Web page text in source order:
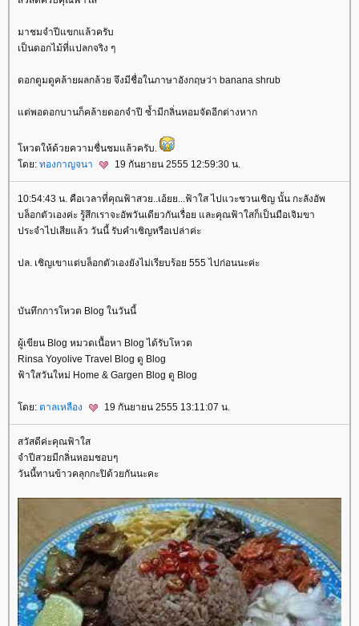
มาชมจำปีแขกแล้วครับ
เป็นดอกไม้ที่แปลกจริง ๆ
ดอกตูมดูคล้ายผลกล้วย จึงมีชื่อในภาษาอังกฤษว่า banana shrub
ต่พอดอกบานก็คล้ายดอกจำปี ซ้ำมีกลิ่นหอมจัดอีกต่างหาก
หวตให้ด้วยความชื่นชมแล้วครับ.
ดย: ทองกาญจนา 19 กันยายน 2555 12:59:30 น.
10:54:43 น. คือเวลาที่คุณฟ้าสวย..เอ้ยย...ฟ้าใส ไปแวะชวนเชิญ นั้น กะลังอัพ
บล็อกตัวเองค่ะ รู้สึกเราจะอัพวันเดียวกันเรื่อย และคุณฟ้าใสก็เป็นมือเจิมขา
ประจำไปเสียแล้ว วันนี้ รับคำเชิญหรือเปล่าค่ะ
ปล. เชิญเขาแต่บล็อกตัวเองยังไม่เรียบร้อย 555 ไปก่อนนะค่ะ
บันทึกการโหวต Blog ในวันนี้
ผู้เขียน Blog หมวดเนื้อหา Blog ได้รับโหวต
Rinsa Yoyolive Travel Blog ดู Blog
ฟ้าใสวันใหม่ Home & Gargen Blog ดู Blog
ดย: ตาลเหลือง 19 กันยายน 2555 13:11:07 น.
สวัสดีค่ะคุณฟ้าใส
จำปีสวยมีกลิ่นหอมชอบๆ
วันนี้ทานข้าวคลุกกะปิด้วยกันนะคะ